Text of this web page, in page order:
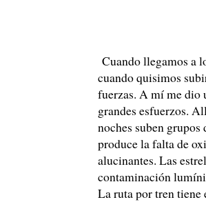
Cuando llegamos a
cuando quisimos
fuerzas. A mí me dio
grandes esfuerzos.
noches suben grupos
produce la falta de
alucinantes. Las
contaminación
La ruta por tren tiene